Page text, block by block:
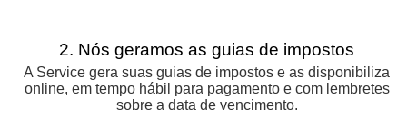
2. Nós geramos as guias de impostos
A Service gera suas guias de impostos e as disponibiliza
online, em tempo hábil para pagamento e com lembretes
sobre a data de vencimento.